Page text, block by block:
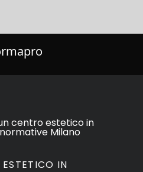
centro estetico in
Milano
IN